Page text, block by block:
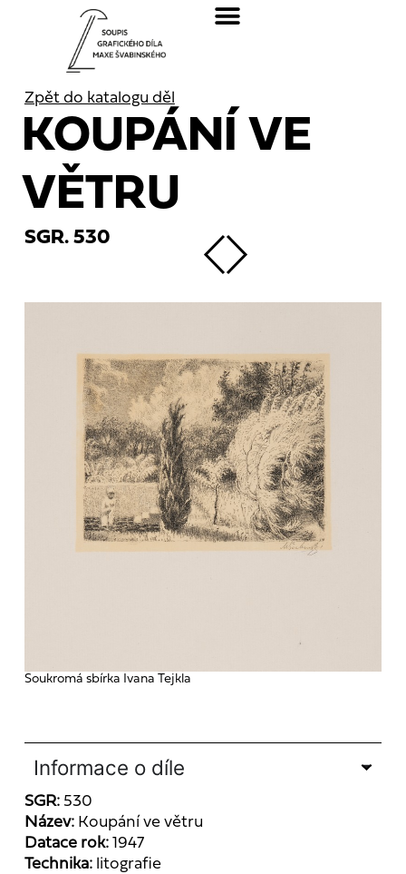
Zpět do katalogu děl
KOUPÁNÍ VE
VĚTRU
SGR. 530
Soukromá sbírka Ivana Tejkla
Informace o díle
SGR: 530
Název: Koupání ve větru
Datace rok: 1947
Technika: litografie